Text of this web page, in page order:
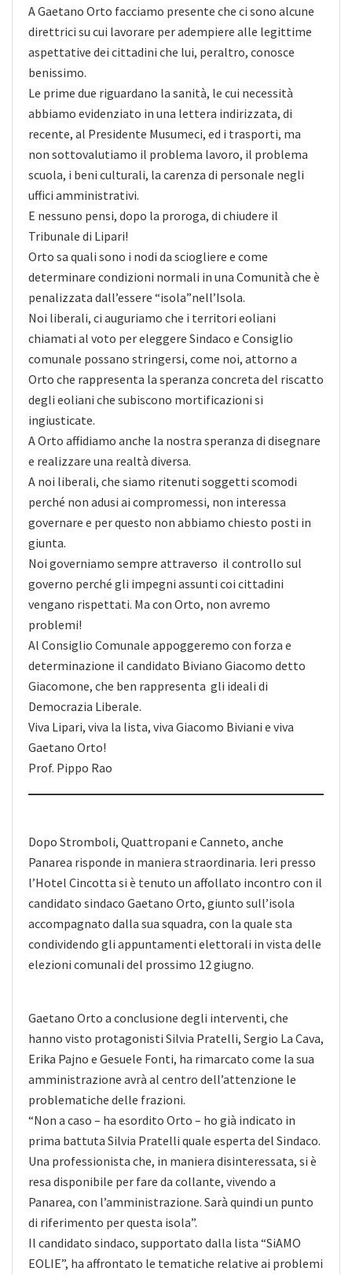
A Gaetano Orto facciamo presente che ci sono alcune
direttrici su cui lavorare per adempiere alle legittime
aspettative dei cittadini che lui, peraltro, conosce
benissimo.
Le prime due riguardano la sanità, le cui necessità
abbiamo evidenziato in una lettera indirizzata, di
recente, al Presidente Musumeci, ed i trasporti, ma
non sottovalutiamo il problema lavoro, il problema
scuola, i beni culturali, la carenza di personale negli
uffici amministrativi.
E nessuno pensi, dopo la proroga, di chiudere il
Tribunale di Lipari!
Orto sa quali sono i nodi da sciogliere e come
determinare condizioni normali in una Comunità che è
penalizzata dall’essere “isola”nell’Isola.
Noi liberali, ci auguriamo che i territori eoliani
chiamati al voto per eleggere Sindaco e Consiglio
comunale possano stringersi, come noi, attorno a
Orto che rappresenta la speranza concreta del riscatto
degli eoliani che subiscono mortificazioni si
ingiusticate.
A Orto affidiamo anche la nostra speranza di disegnare
e realizzare una realtà diversa.
A noi liberali, che siamo ritenuti soggetti scomodi
perché non adusi ai compromessi, non interessa
governare e per questo non abbiamo chiesto posti in
giunta.
Noi governiamo sempre attraverso il controllo sul
governo perché gli impegni assunti coi cittadini
vengano rispettati. Ma con Orto, non avremo
problemi!
Al Consiglio Comunale appoggeremo con forza e
determinazione il candidato Biviano Giacomo detto
Giacomone, che ben rappresenta gli ideali di
Democrazia Liberale.
Viva Lipari, viva la lista, viva Giacomo Biviani e viva
Gaetano Orto!
Prof. Pippo Rao
Dopo Stromboli, Quattropani e Canneto, anche
Panarea risponde in maniera straordinaria. Ieri presso
l’Hotel Cincotta si è tenuto un affollato incontro con il
candidato sindaco Gaetano Orto, giunto sull’isola
accompagnato dalla sua squadra, con la quale sta
condividendo gli appuntamenti elettorali in vista delle
elezioni comunali del prossimo 12 giugno.
Gaetano Orto a conclusione degli interventi, che
hanno visto protagonisti Silvia Pratelli, Sergio La Cava,
Erika Pajno e Gesuele Fonti, ha rimarcato come la sua
amministrazione avrà al centro dell’attenzione le
problematiche delle frazioni.
“Non a caso – ha esordito Orto – ho già indicato in
prima battuta Silvia Pratelli quale esperta del Sindaco.
Una professionista che, in maniera disinteressata, si è
resa disponibile per fare da collante, vivendo a
Panarea, con l’amministrazione. Sarà quindi un punto
di riferimento per questa isola”.
Il candidato sindaco, supportato dalla lista “SiAMO
EOLIE”, ha affrontato le tematiche relative ai problemi